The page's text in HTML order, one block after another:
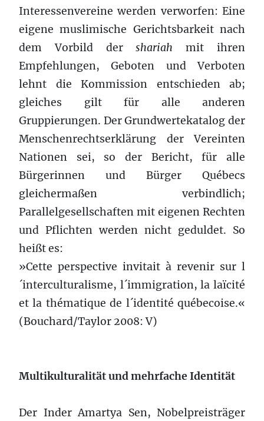
Interessenvereine werden verworfen: Eine
eigene muslimische Gerichtsbarkeit nach
dem Vorbild dershariah mit ihren
Empfehlungen, Geboten und Verboten
lehnt die Kommission entschieden ab;
gleiches gilt für alle anderen
Gruppierungen. Der Grundwertekatalog der
Menschenrechtserklärung der Vereinten
Nationen sei, so der Bericht, für alle
Bürgerinnen und Bürger Québecs
gleichermaßen verbindlich;
Parallelgesellschaften mit eigenen Rechten
und Pflichten werden nicht geduldet. So
heißt es:
»Cette perspective invitait à revenir sur l
´interculturalisme, l´immigration, la laïcité
et la thématique de l´identité québecoise.«
(Bouchard/Taylor 2008: V)
Multikulturalität und mehrfache Identität
Der Inder Amartya Sen, Nobelpreisträger